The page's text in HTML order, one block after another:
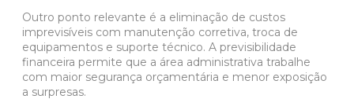
Outro ponto relevante é a eliminação de custos
imprevisíveis com manutenção corretiva, troca de
equipamentos e suporte técnico. A previsibilidade
financeira permite que a área administrativa trabalhe
com maior segurança orçamentária e menor exposição
a surpresas.